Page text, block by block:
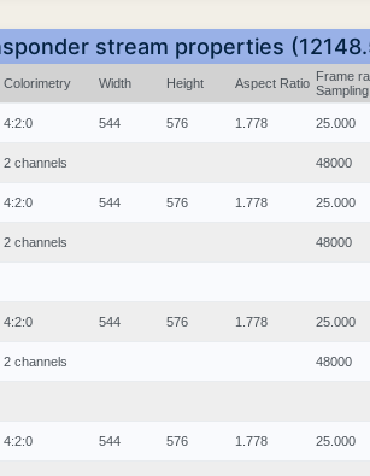
stream properties
Colorimetry Width Height Aspect Ratio Frame
4:2:0 544 576 1.778 25.000
2 channels 48000
4:2:0 544 576 1.778 25.000
2 channels 48000
4:2:0 544 576 1.778 25.000
2 channels 48000
4:2:0 544 576 1.778 25.000